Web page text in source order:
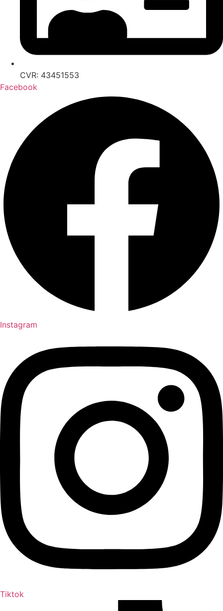
CVR: 43451553
Facebook
Instagram
Tiktok